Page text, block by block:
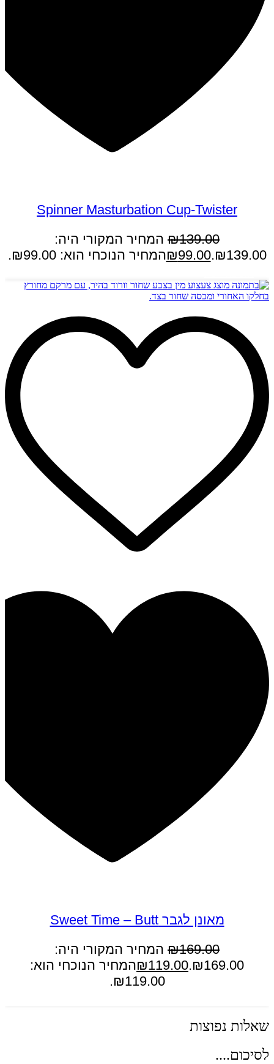
Spinner Masturbation Cup-Twister
₪139.00
המחיר המקורי היה:
₪139.00.
₪99.00 המחיר הנוכחי הוא: ₪99.00.
מאונן לגבר Sweet Time – Butt
₪169.00
המחיר המקורי היה:
₪169.00.
₪119.00
המחיר הנוכחי הוא:
₪119.00.
שאלות נפוצות
לסיכום....